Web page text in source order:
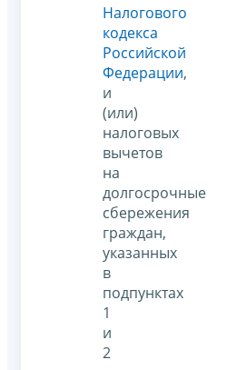
Налогового
кодекса
Российской
Федерации,
и
(или)
налоговых
вычетов
на
долгосрочные
сбережения
граждан,
указанных
в
подпунктах
1
и
2